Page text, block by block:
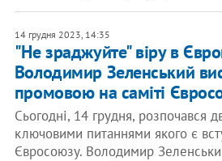
14 грудня 2023, 14:35
"Не зраджуйте" віру в
Володимир Зеленський
промовою на саміті
Сьогодні, 14 грудня, розпочався
ключовими питаннями якого є
Євросоюзу. Володимир